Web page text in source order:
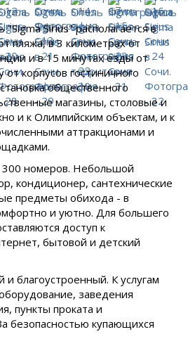
Sirius" располагается в
пляжа, в 3 километрах от
и в 15 минутах езды от
корпусов гостиничного
общественного
магазины, столовые и
и к Олимпийским объектам, и к
аттракционами и
номеров. Небольшой
кондиционер, сантехнические
предметы обихода - в
и уютно. Для большего
доступ к
бытовой и детский
и благоустроенный. К услугам
заведения
пункты проката и
безопасностью купающихся